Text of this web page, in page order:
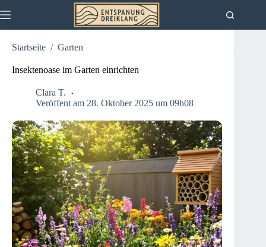
Inhalt
Startseite / Garten
Insektenoase im Garten einrichten
Clara T.
Veröffent am 28. Oktober 2025 um 09h08